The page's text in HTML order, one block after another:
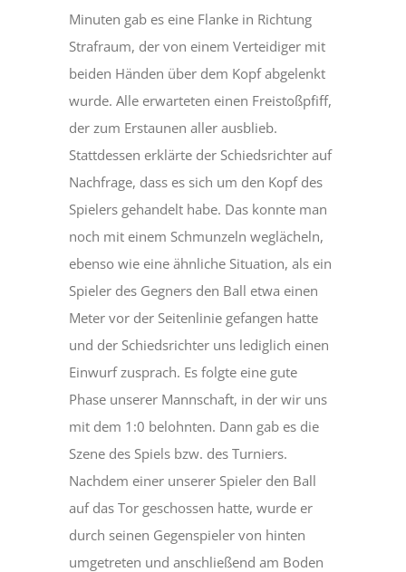
Minuten gab es eine Flanke in Richtung
Strafraum, der von einem Verteidiger mit
beiden Händen über dem Kopf abgelenkt
wurde. Alle erwarteten einen Freistoßpfiff,
der zum Erstaunen aller ausblieb.
Stattdessen erklärte der Schiedsrichter auf
Nachfrage, dass es sich um den Kopf des
Spielers gehandelt habe. Das konnte man
noch mit einem Schmunzeln weglächeln,
ebenso wie eine ähnliche Situation, als ein
Spieler des Gegners den Ball etwa einen
Meter vor der Seitenlinie gefangen hatte
und der Schiedsrichter uns lediglich einen
Einwurf zusprach. Es folgte eine gute
Phase unserer Mannschaft, in der wir uns
mit dem 1:0 belohnten. Dann gab es die
Szene des Spiels bzw. des Turniers.
Nachdem einer unserer Spieler den Ball
auf das Tor geschossen hatte, wurde er
durch seinen Gegenspieler von hinten
umgetreten und anschließend am Boden